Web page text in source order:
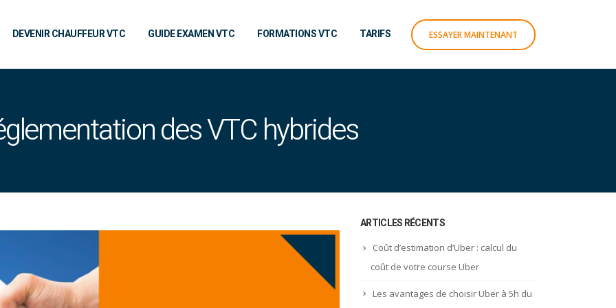
DEVENIR CHAUFFEUR VTC GUIDE EXAMEN VTC FORMATIONS VTC TARIFS ESSAYER MAINTENANT
des VTC hybrides
ARTICLES RÉCENTS
Coût d’estimation d’Uber : calcul du
coût de votre course Uber
Les avantages de choisir Uber à 5h du